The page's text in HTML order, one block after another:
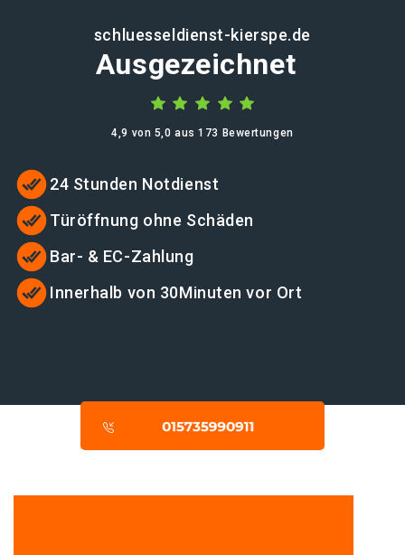
schluesseldienst-kierspe.de
Ausgezeichnet
4,9 von 5,0 aus 173 Bewertungen
24 Stunden Notdienst
Türöffnung ohne Schäden
Bar- & EC-Zahlung
Innerhalb von 30Minuten vor Ort